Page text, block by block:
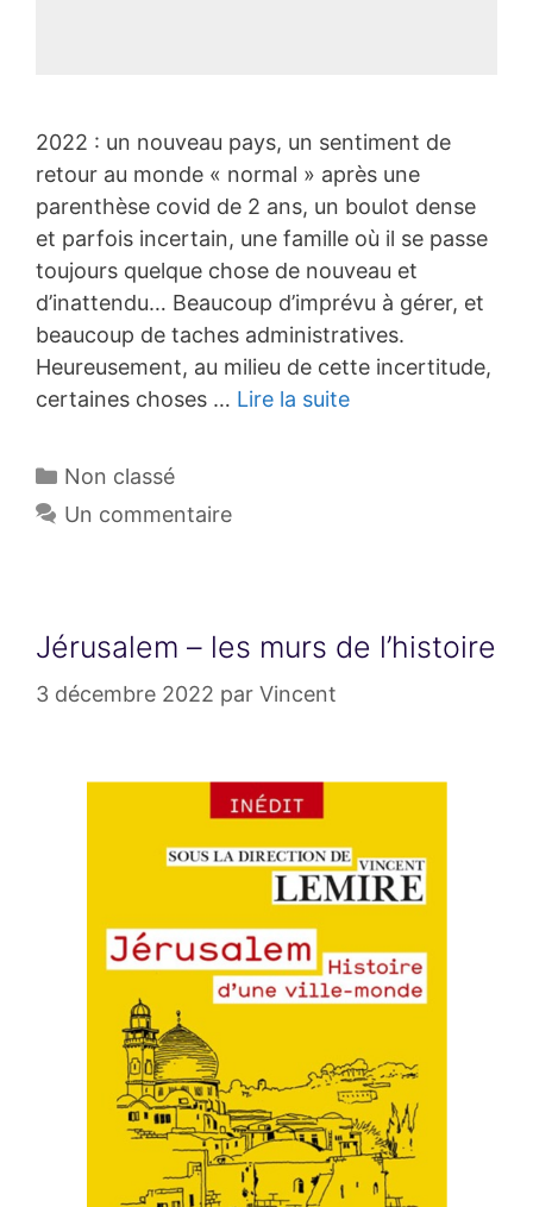
2022 : un nouveau pays, un sentiment de
retour au monde « normal » après une
parenthèse covid de 2 ans, un boulot dense
et parfois incertain, une famille où il se passe
toujours quelque chose de nouveau et
d’inattendu… Beaucoup d’imprévu à gérer, et
beaucoup de taches administratives.
Heureusement, au milieu de cette incertitude,
certaines choses … Lire la suite
Catégories
Non classé
Un commentaire
Jérusalem – les murs de l’histoire
3 décembre 2022 par Vincent